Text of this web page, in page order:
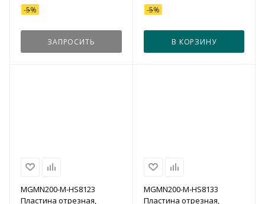
-5%
ЗАПРОСИТЬ
-5%
В КОРЗИНУ
MGMN200-M-HS8123
Пластина отрезная,
MGMN200-M-HS8133
Пластина отрезная,